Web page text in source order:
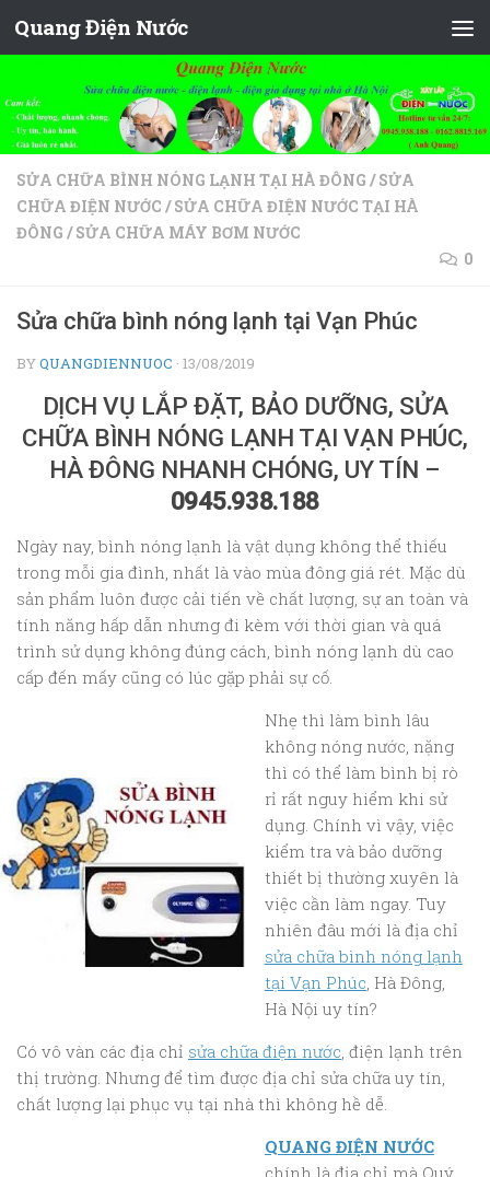
Skip to content
Quang Điện Nước
SỬA CHỮA BÌNH NÓNG LẠNH TẠI HÀ ĐÔNG / SỬA
CHỮA ĐIỆN NƯỚC / SỬA CHỮA ĐIỆN NƯỚC TẠI HÀ
ĐÔNG / SỬA CHỮA MÁY BƠM NƯỚC
0
Sửa chữa bình nóng lạnh tại Vạn Phúc
BYQUANGDIENNUOC · 13/08/2019
DỊCH VỤ LẮP ĐẶT, BẢO DƯỠNG, SỬA
CHỮA BÌNH NÓNG LẠNH TẠI VẠN PHÚC,
HÀ ĐÔNG NHANH CHÓNG, UY TÍN –
0945.938.188
Ngày nay, bình nóng lạnh là vật dụng không thể thiếu
trong mỗi gia đình, nhất là vào mùa đông giá rét. Mặc dù
sản phẩm luôn được cải tiến về chất lượng, sự an toàn và
tính năng hấp dẫn nhưng đi kèm với thời gian và quá
trình sử dụng không đúng cách, bình nóng lạnh dù cao
cấp đến mấy cũng có lúc gặp phải sự cố.
Nhẹ thì làm bình lâu
không nóng nước, nặng
thì có thể làm bình bị rò
rỉ rất nguy hiểm khi sử
dụng. Chính vì vậy, việc
kiểm tra và bảo dưỡng
thiết bị thường xuyên là
việc cần làm ngay. Tuy
nhiên đâu mới là địa chỉ
sửa chữa bình nóng lạnh
tại Vạn Phúc, Hà Đông,
Hà Nội uy tín?
Có vô vàn các địa chỉ sửa chữa điện nước, điện lạnh trên
thị trường. Nhưng để tìm được địa chỉ sửa chữa uy tín,
chất lượng lại phục vụ tại nhà thì không hề dễ.
QUANG ĐIỆN NƯỚC
chính là địa chỉ mà Quý